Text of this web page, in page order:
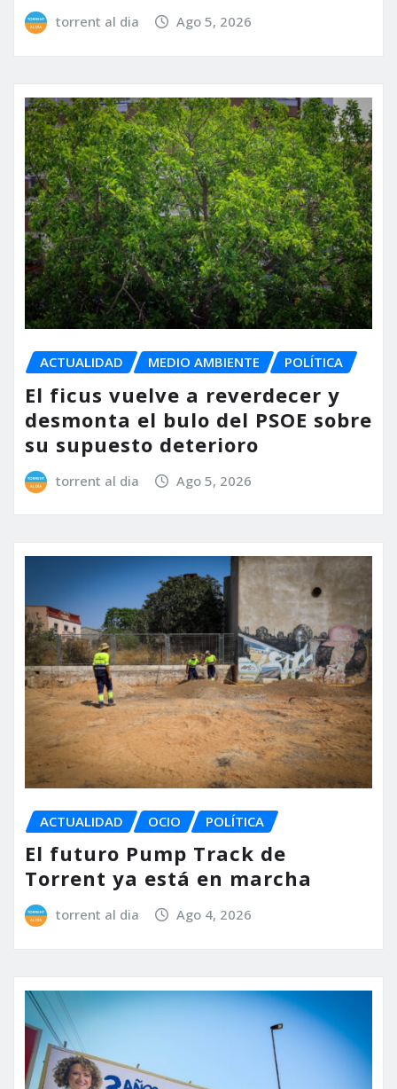
torrent al dia Ago 5, 2026
ACTUALIDAD MEDIO AMBIENTE POLÍTICA
El ficus vuelve a reverdecer y
desmonta el bulo del PSOE sobre
su supuesto deterioro
torrent al dia Ago 5, 2026
ACTUALIDAD OCIO POLÍTICA
El futuro Pump Track de
Torrent ya está en marcha
torrent al dia Ago 4, 2026